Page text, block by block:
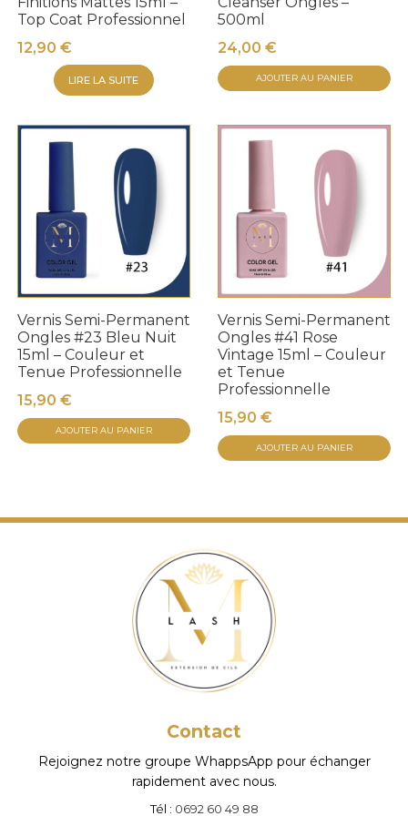
Top Coat Professionnel
12,90 €
LIRE LA SUITE
500ml
24,00 €
AJOUTER AU PANIER
Vernis Semi-Permanent
Ongles #23 Bleu Nuit
15ml – Couleur et
Tenue Professionnelle
15,90 €
AJOUTER AU PANIER
Vernis Semi-Permanent
Ongles #41 Rose
Vintage 15ml – Couleur
et Tenue
Professionnelle
15,90 €
AJOUTER AU PANIER
Contact
Rejoignez notre groupe WhappsApp pour échanger
rapidement avec nous.
Tél : 0692 60 49 88